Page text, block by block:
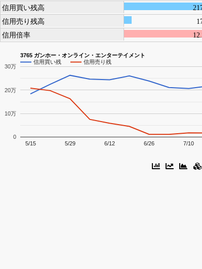
信用買い残高
信用売り残高
信用倍率
3765 ガンホー・オンライン・エンターテイメント
信用買い残
信用売り残
5/15 5/29 6/12 6/26 7/10
0
10万
20万
30万